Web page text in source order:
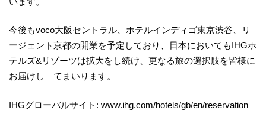
今後もvoco大阪セントラル、ホテルインディゴ東京渋谷、リ
ージェント京都の開業を予定しており、日本においてもIHGホ
テルズ&リゾーツは拡大をし続け、更なる旅の選択肢を皆様に
お届けし てまいります。
IHGグローバルサイト: www.ihg.com/hotels/gb/en/reservation